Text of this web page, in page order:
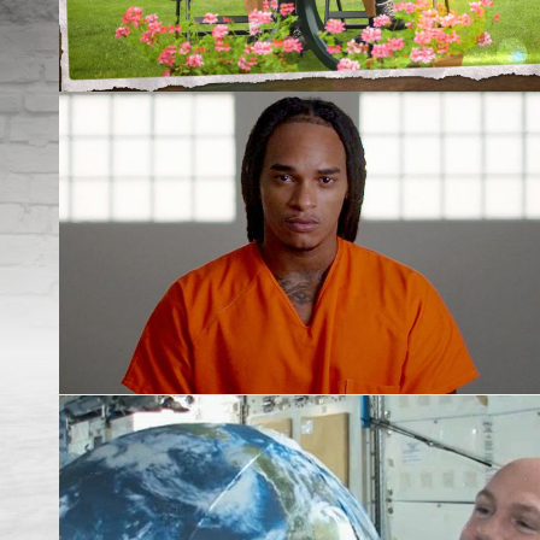
Beluister fragment
Beluister fragment